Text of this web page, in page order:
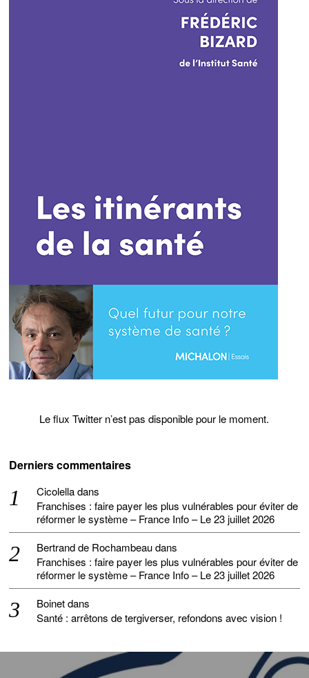
Le flux Twitter n’est pas disponible pour le moment.
Derniers commentaires
Cicolelladans
Franchises : faire payer les plus vulnérables pour éviter de
réformer le système – France Info – Le 23 juillet 2026
Bertrand de Rochambeaudans
Franchises : faire payer les plus vulnérables pour éviter de
réformer le système – France Info – Le 23 juillet 2026
Boinetdans
Santé : arrêtons de tergiverser, refondons avec vision !